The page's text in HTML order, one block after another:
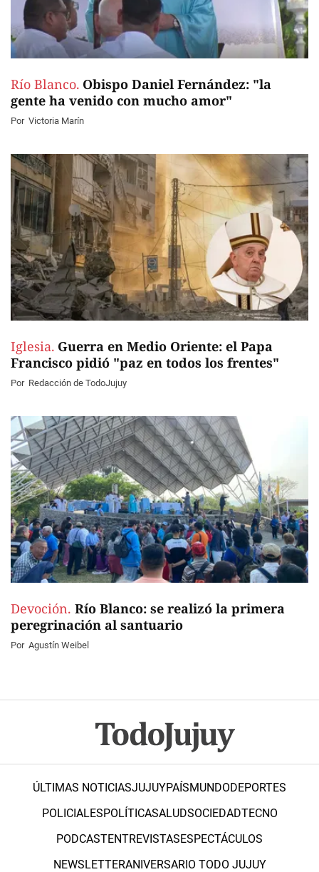
Río Blanco. Obispo Daniel Fernández: "la
gente ha venido con mucho amor"
Por Victoria Marín
Iglesia. Guerra en Medio Oriente: el Papa
Francisco pidió "paz en todos los frentes"
Por Redacción de TodoJujuy
Devoción. Río Blanco: se realizó la primera
peregrinación al santuario
Por Agustín Weibel
ÚLTIMAS NOTICIASJUJUYPAÍSMUNDODEPORTES
POLICIALESPOLÍTICASALUDSOCIEDADTECNO
PODCASTENTREVISTASESPECTÁCULOS
NEWSLETTERANIVERSARIO TODO JUJUY